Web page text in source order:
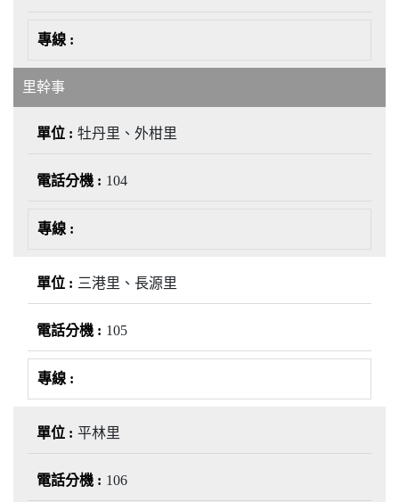
里幹事
牡丹里、外柑里
104
三港里、長源里
105
平林里
106